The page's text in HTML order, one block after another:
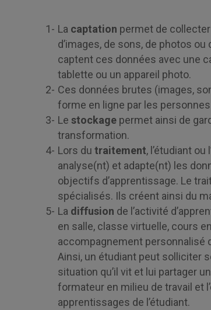
La captation permet de
d’images, de sons, de photos
captent ces données avec une
tablette ou un appareil photo.
Ces données brutes (images,
forme en ligne par les
Lestockage permet ainsi de
transformation.
Lors dutraitement, l’étudiant
analyse(nt) et adapte(nt) les
objectifs d’apprentissage. Le
spécialisés. Ils créent ainsi du
La diffusion de l’activité
en salle, classe virtuelle, cours
accompagnement personnalisé
Ainsi, un étudiant peut solliciter
situation qu’il vit et lui partager
formateur en milieu de travail et
apprentissages de l’étudiant.